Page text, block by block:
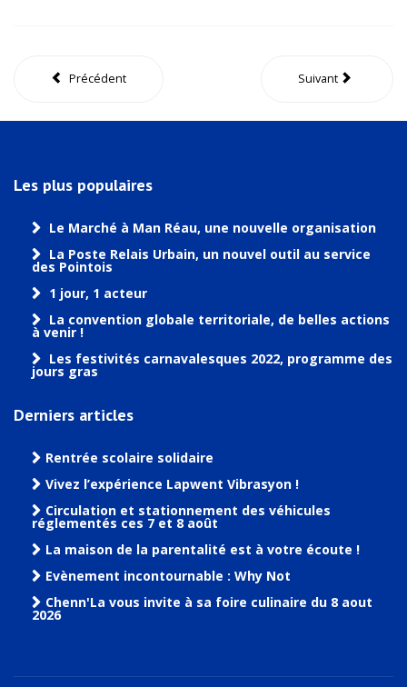
Précédent Suivant
Les plus populaires
Le Marché à Man Réau, une nouvelle organisation
La Poste Relais Urbain, un nouvel outil au service
des Pointois
1 jour, 1 acteur
La convention globale territoriale, de belles actions
à venir !
Les festivités carnavalesques 2022, programme des
jours gras
Derniers articles
Rentrée scolaire solidaire
Vivez l’expérience Lapwent Vibrasyon !
Circulation et stationnement des véhicules
réglementés ces 7 et 8 août
La maison de la parentalité est à votre écoute !
Evènement incontournable : Why Not
Chenn'La vous invite à sa foire culinaire du 8 aout
2026